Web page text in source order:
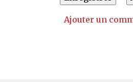
Ajouter un